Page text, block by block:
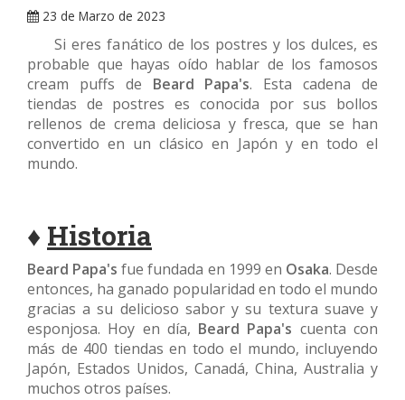
23 de Marzo de 2023
Si eres fanático de los postres y los dulces, es
probable que hayas oído hablar de los famosos
cream puffs de Beard Papa's. Esta cadena de
tiendas de postres es conocida por sus bollos
rellenos de crema deliciosa y fresca, que se han
convertido en un clásico en Japón y en todo el
mundo.
♦ Historia
Beard Papa's fue fundada en 1999 en Osaka. Desde
entonces, ha ganado popularidad en todo el mundo
gracias a su delicioso sabor y su textura suave y
esponjosa. Hoy en día, Beard Papa's cuenta con
más de 400 tiendas en todo el mundo, incluyendo
Japón, Estados Unidos, Canadá, China, Australia y
muchos otros países.